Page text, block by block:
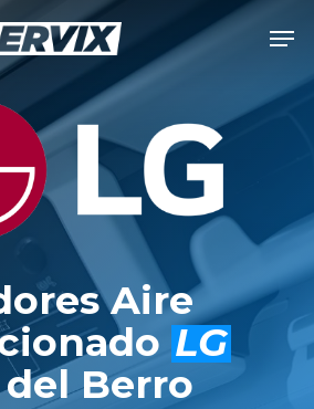
Aire
LG
Berro
Menu